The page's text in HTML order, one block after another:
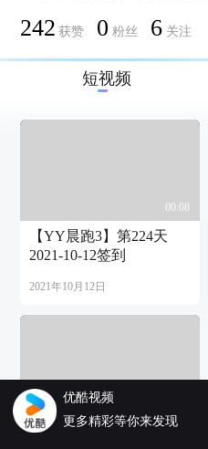
242 获赞 0 粉丝 6 关注
短视频
00:08
【YY晨跑3】第224天
2021-10-12签到
2021年10月12日
【YY晨跑3】第221天
优酷视频
更多精彩等你来发现